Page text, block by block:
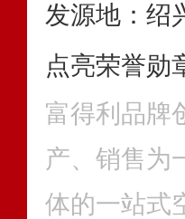
发源地：绍
点亮荣誉勋
富得利品牌
产、销售为
体的一站式